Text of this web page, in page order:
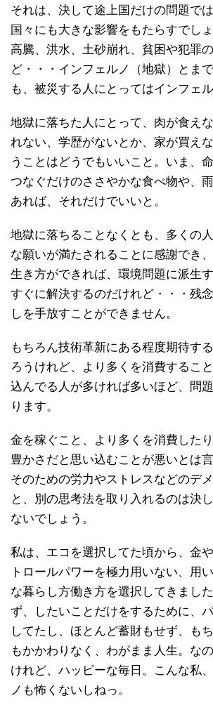
それは、決して途上国だけの問題で
国々にも大きな影響をもたらすでし
高騰、洪水、土砂崩れ、貧困や犯罪
ど・・・インフェルノ（地獄）とま
も、被災する人にとってはインフェ
地獄に落ちた人にとって、肉が食え
れない、学歴がないとか、家が買え
うことはどうでもいいこと。いま、
つなぐだけのささやかな食べ物や、
あれば、それだけでいいと。
地獄に落ちることなくとも、多くの
な願いが満たされることに感謝でき
生き方ができれば、環境問題に派生
すぐに解決するのだけれど・・・残
しを手放すことができません。
もちろん技術革新にある程度期待す
ろうけれど、より多くを消費するこ
込んでる人が多ければ多いほど、問
ります。
金を稼ぐこと、より多くを消費した
豊かさだと思い込むことが悪いとは
そのための労力やストレスなどのデ
と、別の思考法を取り入れるのは決
ないでしょう。
私は、エコを選択してた頃から、金
トロールパワーを極力用いない、用
な暮らし方働き方を選択してきまし
ず、したいことだけをするために、
してたし、ほとんど蓄財もせず、も
もかかわりなく、わがまま人生。な
けれど、ハッピーな毎日。こんな私
ノも怖くないしねっ。